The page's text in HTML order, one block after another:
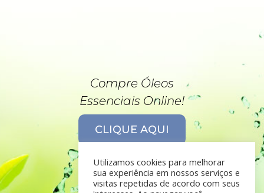
Compre Óleos
Essenciais Online!
CLIQUE AQUI
Utilizamos cookies para melhorar
sua experiência em nossos serviços e
visitas repetidas de acordo com seus